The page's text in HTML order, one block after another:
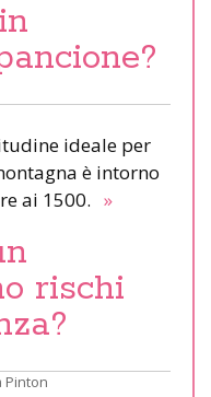
ideale per
è intorno
ai 1500. »
rischi
Pinton